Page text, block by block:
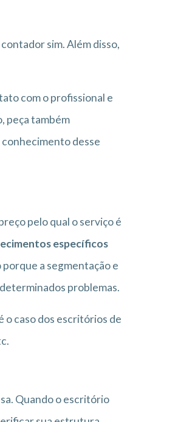
sim. Além disso,
com o profissional e
peça também
desse
pelo qual o serviço é
específicos
a segmentação e
problemas.
o caso dos escritórios de
Quando o escritório